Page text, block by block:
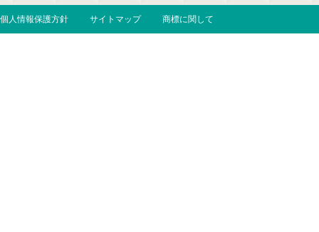
個人情報保護方針 サイトマップ 商標に関して